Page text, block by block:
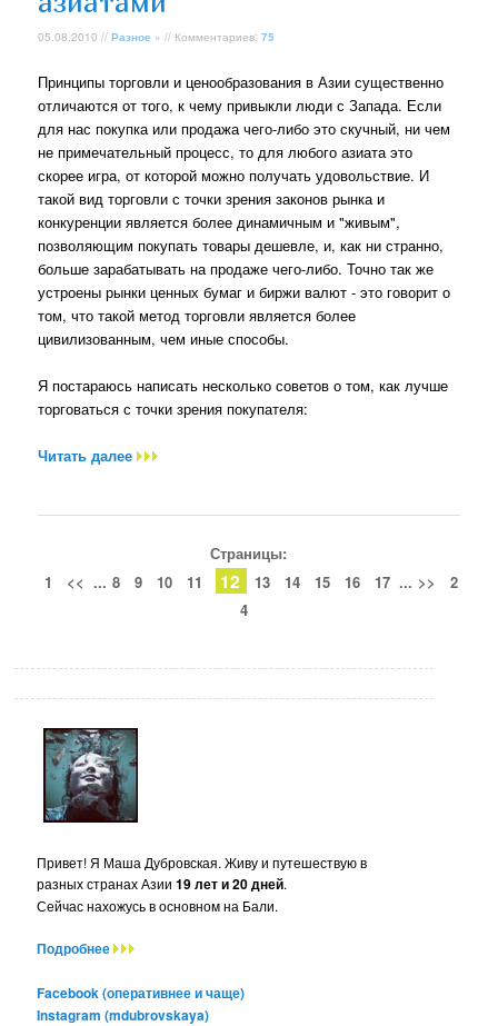
05.08.2010 //Разное » // Комментариев:75
Принципы торговли и ценообразования в Азии существенно
отличаются от того, к чему привыкли люди с Запада. Если
для нас покупка или продажа чего-либо это скучный, ни чем
не примечательный процесс, то для любого азиата это
скорее игра, от которой можно получать удовольствие. И
такой вид торговли с точки зрения законов рынка и
конкуренции является более динамичным и "живым",
позволяющим покупать товары дешевле, и, как ни странно,
больше зарабатывать на продаже чего-либо. Точно так же
устроены рынки ценных бумаг и биржи валют - это говорит о
том, что такой метод торговли является более
цивилизованным, чем иные способы.
Я постараюсь написать несколько советов о том, как лучше
торговаться с точки зрения покупателя:
Читать далее
Страницы:
1
<< ... 8 9 10 11 12 13 14 15 16 17 ... >>
2
4
Привет! Я Маша Дубровская. Живу и путешествую в
разных странах Азии19 лет и 20 дней.
Сейчас нахожусь в основном на Бали.
Подробнее
Facebook (оперативнее и чаще)
Instagram (mdubrovskaya)